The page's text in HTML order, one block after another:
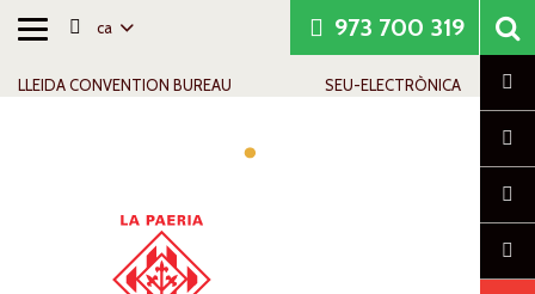
Alternar
ca
LLEIDA CONVENTION BUREAU SEU-ELECTRÒNICA
973 700 319